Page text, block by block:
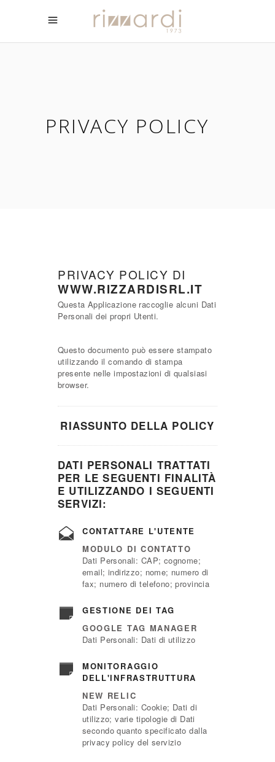
PRIVACY POLICY
PRIVACY POLICY DI
WWW.RIZZARDISRL.IT
Questa Applicazione raccoglie alcuni Dati
Personali dei propri Utenti.
Questo documento può essere stampato
utilizzando il comando di stampa
presente nelle impostazioni di qualsiasi
browser.
RIASSUNTO DELLA POLICY
DATI PERSONALI TRATTATI
PER LE SEGUENTI FINALITÀ
E UTILIZZANDO I SEGUENTI
SERVIZI:
CONTATTARE L'UTENTE
MODULO DI CONTATTO
Dati Personali: CAP; cognome;
email; indirizzo; nome; numero di
fax; numero di telefono; provincia
GESTIONE DEI TAG
GOOGLE TAG MANAGER
Dati Personali: Dati di utilizzo
MONITORAGGIO
DELL'INFRASTRUTTURA
NEW RELIC
Dati Personali: Cookie; Dati di
utilizzo; varie tipologie di Dati
secondo quanto specificato dalla
privacy policy del servizio